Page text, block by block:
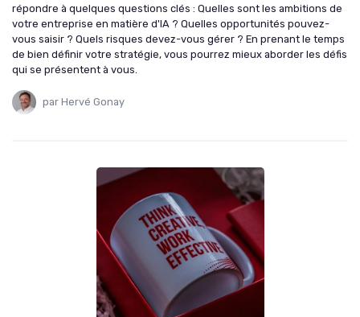
répondre à quelques questions clés : Quelles sont les ambitions de
votre entreprise en matière d'IA ? Quelles opportunités pouvez-
vous saisir ? Quels risques devez-vous gérer ? En prenant le temps
de bien définir votre stratégie, vous pourrez mieux aborder les défis
qui se présentent à vous.
par Hervé Gonay